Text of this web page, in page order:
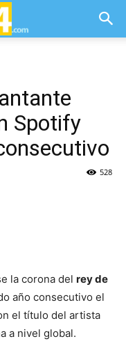
Spotify
528
la corona del rey de
año consecutivo el
el título del artista
a nivel global.